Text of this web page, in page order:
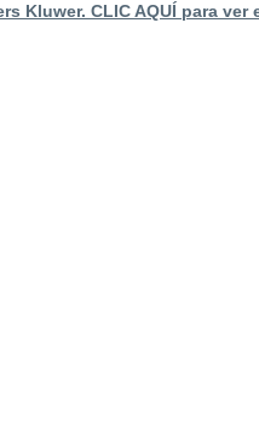
Kluwer. CLIC AQUÍ para ver